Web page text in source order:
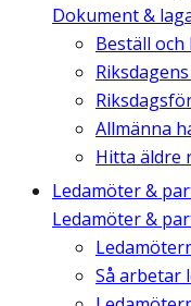
Dokument &
Beställ och
Allmänna
Hitta äldre
Ledamöter &
Ledamöter &
Så arbetar